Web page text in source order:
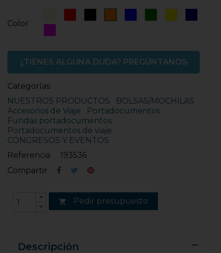
Color
Marino
Fucsia
¿TIENES ALGUNA DUDA? PREGÚNTANOS
Categorías:
NUESTROS PRODUCTOS
BOLSAS/MOCHILAS
Accesorios de Viaje
Portadocumentos
Fundas portadocumentos
Portadocumentos de viaje
CONGRESOS Y EVENTOS
Referencia
193536
Compartir
 Pedir presupuesto
Descripción